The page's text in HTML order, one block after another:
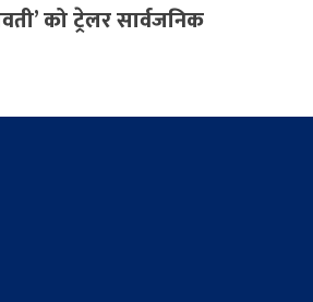
को ट्रेलर सार्वजनिक